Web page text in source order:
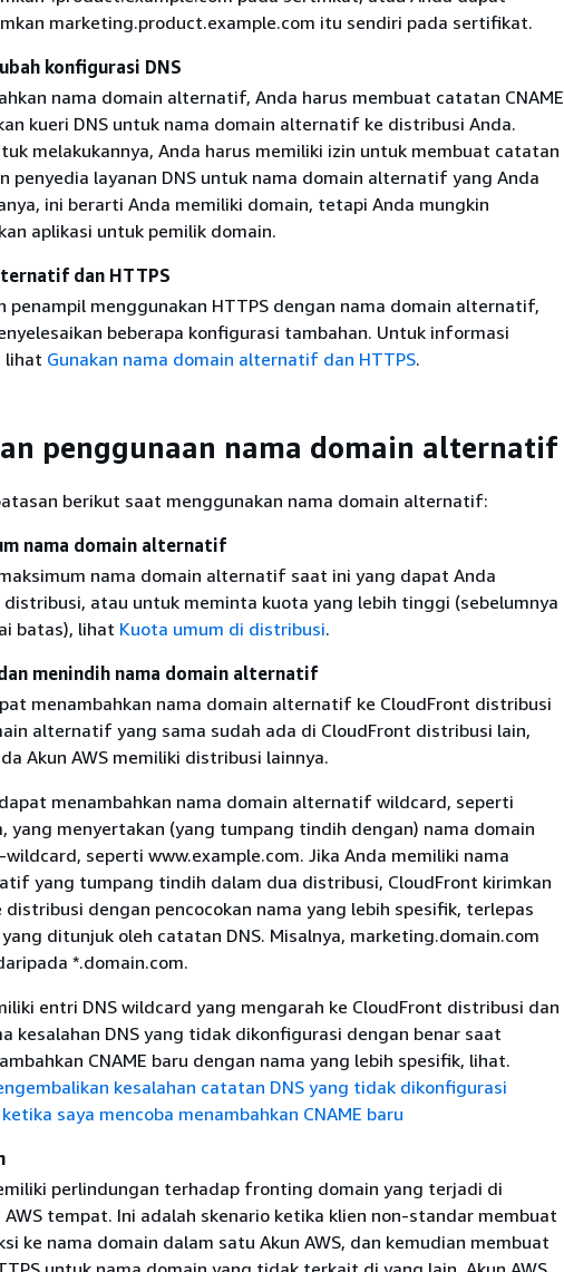
marketing.product.example.com itu sendiri pada sertifikat.
konfigurasi DNS
nama domain alternatif, Anda harus membuat catatan CNAME
kueri DNS untuk nama domain alternatif ke distribusi Anda.
melakukannya, Anda harus memiliki izin untuk membuat catatan
penyedia layanan DNS untuk nama domain alternatif yang Anda
ini berarti Anda memiliki domain, tetapi Anda mungkin
aplikasi untuk pemilik domain.
dan HTTPS
penampil menggunakan HTTPS dengan nama domain alternatif,
beberapa konfigurasi tambahan. Untuk informasi
lihat Gunakan nama domain alternatif dan HTTPS.
penggunaan nama domain alternatif
berikut saat menggunakan nama domain alternatif:
nama domain alternatif
nama domain alternatif saat ini yang dapat Anda
atau untuk meminta kuota yang lebih tinggi (sebelumnya
batas), lihat Kuota umum di distribusi.
menindih nama domain alternatif
menambahkan nama domain alternatif ke CloudFront distribusi
alternatif yang sama sudah ada di CloudFront distribusi lain,
Akun AWS memiliki distribusi lainnya.
menambahkan nama domain alternatif wildcard, seperti
yang menyertakan (yang tumpang tindih dengan) nama domain
seperti www.example.com. Jika Anda memiliki nama
yang tumpang tindih dalam dua distribusi, CloudFront kirimkan
dengan pencocokan nama yang lebih spesifik, terlepas
ditunjuk oleh catatan DNS. Misalnya, marketing.domain.com
*.domain.com.
entri DNS wildcard yang mengarah ke CloudFront distribusi dan
kesalahan DNS yang tidak dikonfigurasi dengan benar saat
CNAME baru dengan nama yang lebih spesifik, lihat.
kesalahan catatan DNS yang tidak dikonfigurasi
saya mencoba menambahkan CNAME baru
perlindungan terhadap fronting domain yang terjadi di
AWS tempat. Ini adalah skenario ketika klien non-standar membuat
ke nama domain dalam satu Akun AWS, dan kemudian membuat